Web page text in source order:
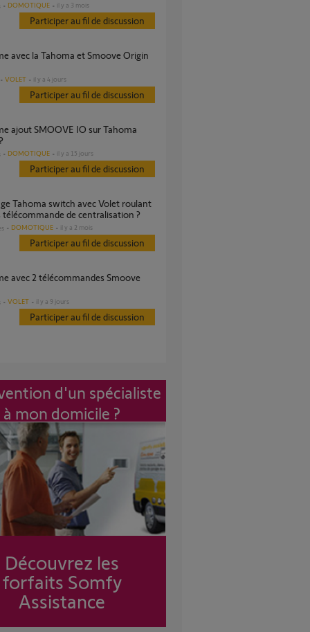
DOMOTIQUE il y a 3 mois
Participer au fil de discussion
VOLET il y a 4 jours
Participer au fil de discussion
DOMOTIQUE il y a 15 jours
Participer au fil de discussion
télécommande de centralisation ?
DOMOTIQUE il y a 2 mois
Participer au fil de discussion
VOLET il y a 9 jours
Participer au fil de discussion
d'un spécialiste
à mon domicile ?
Découvrez les
forfaits Somfy
Assistance